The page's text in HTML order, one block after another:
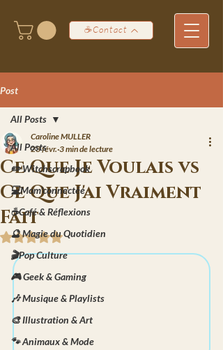
☕Contact
Post
All Posts
✏️ Witchscrapbook
💻Mom'connectée
☕Café & Réflexions
🔮 Magie du Quotidien
🎬Pop Culture
🎮 Geek & Gaming
🎶 Musique & Playlists
🎨 Illustration & Art
🐾 Animaux & Mode
All Posts
Ce Que Je Voulais vs
Ce Que J'ai Vraiment
Fait
Caroline MULLER
23 févr. 3 min de lecture
Noté NaN étoiles sur 5.